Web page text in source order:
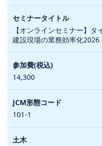
【オンラインセミナー】
建設現場の業務効率化2026
14,300
101-1